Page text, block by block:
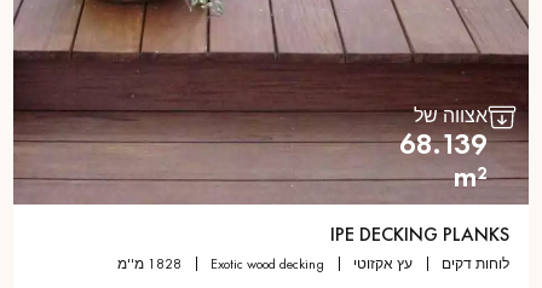
אצווה של
68.139
m²
IPE DECKING PLANKS
לוחות דקים עץ אקזוטי exotic wood decking 1828 מ''מ